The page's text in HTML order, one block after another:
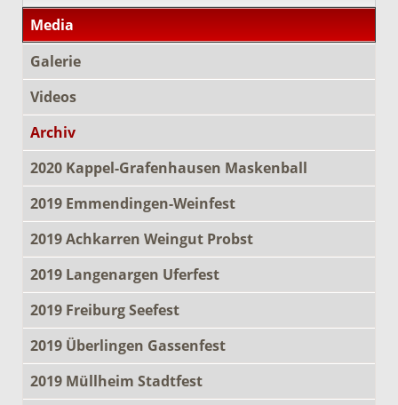
Media
Galerie
Videos
Archiv
2020 Kappel-Grafenhausen Maskenball
2019 Emmendingen-Weinfest
2019 Achkarren Weingut Probst
2019 Langenargen Uferfest
2019 Freiburg Seefest
2019 Überlingen Gassenfest
2019 Müllheim Stadtfest